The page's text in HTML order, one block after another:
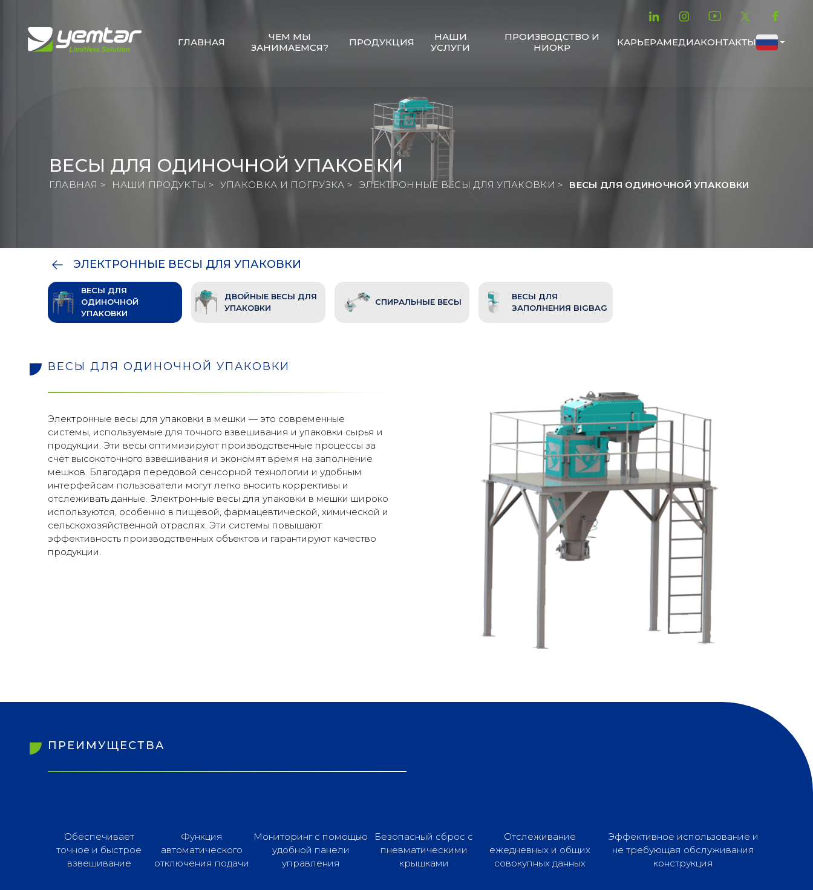
ГЛАВНАЯ
ЧЕМ МЫ
ЗАНИМАЕМСЯ?
ПРОДУКЦИЯ
НАШИ
УСЛУГИ
ПРОИЗВОДСТВО И
НИОКР
КАРЬЕРАМЕДИАКОНТАКТЫ
ВЕСЫ ДЛЯ ОДИНОЧНОЙ УПАКОВКИ
ГЛАВНАЯ > НАШИ ПРОДУКТЫ > УПАКОВКА И ПОГРУЗКА > ЭЛЕКТРОННЫЕ ВЕСЫ ДЛЯ УПАКОВКИ > ВЕСЫ ДЛЯ ОДИНОЧНОЙ УПАКОВКИ
ЭЛЕКТРОННЫЕ ВЕСЫ ДЛЯ УПАКОВКИ
ВЕСЫ ДЛЯ
ОДИНОЧНОЙ
УПАКОВКИ
ДВОЙНЫЕ ВЕСЫ ДЛЯ
УПАКОВКИ
СПИРАЛЬНЫЕ ВЕСЫ
ВЕСЫ ДЛЯ
ЗАПОЛНЕНИЯ BIGBAG
ВЕСЫ ДЛЯ ОДИНОЧНОЙ УПАКОВКИ
Электронные весы для упаковки в мешки — это современные
системы, используемые для точного взвешивания и упаковки сырья и
продукции. Эти весы оптимизируют производственные процессы за
счет высокоточного взвешивания и экономят время на заполнение
мешков. Благодаря передовой сенсорной технологии и удобным
интерфейсам пользователи могут легко вносить коррективы и
отслеживать данные. Электронные весы для упаковки в мешки широко
используются, особенно в пищевой, фармацевтической, химической и
сельскохозяйственной отраслях. Эти системы повышают
эффективность производственных объектов и гарантируют качество
продукции.
ПРЕИМУЩЕСТВА
Обеспечивает
точное и быстрое
взвешивание
Функция
автоматического
отключения подачи
Мониторинг с помощью
удобной панели
управления
Безопасный сброс с
пневматическими
крышками
Отслеживание
ежедневных и общих
совокупных данных
Эффективное использование и
не требующая обслуживания
конструкция